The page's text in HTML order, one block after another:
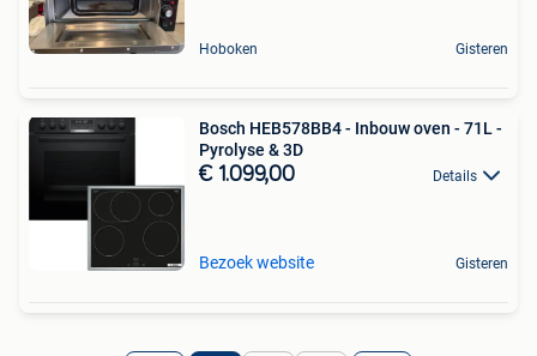
Hoboken Gisteren
Bosch HEB578BB4 - Inbouw oven - 71L -
Pyrolyse & 3D
€ 1.099,00 Details
Bezoek website Gisteren